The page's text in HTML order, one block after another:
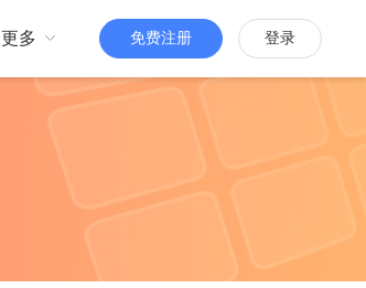
更多 免费注册 登录